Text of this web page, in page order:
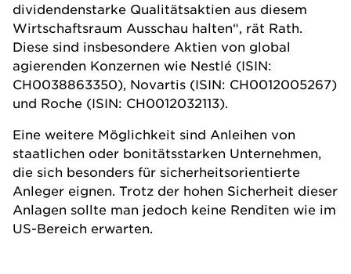
dividendenstarke Qualitätsaktien aus diesem
Wirtschaftsraum Ausschau halten“, rät Rath.
Diese sind insbesondere Aktien von global
agierenden Konzernen wie Nestlé (ISIN:
CH0038863350), Novartis (ISIN: CH0012005267)
und Roche (ISIN: CH0012032113).
Eine weitere Möglichkeit sind Anleihen von
staatlichen oder bonitätsstarken Unternehmen,
die sich besonders für sicherheitsorientierte
Anleger eignen. Trotz der hohen Sicherheit dieser
Anlagen sollte man jedoch keine Renditen wie im
US-Bereich erwarten.